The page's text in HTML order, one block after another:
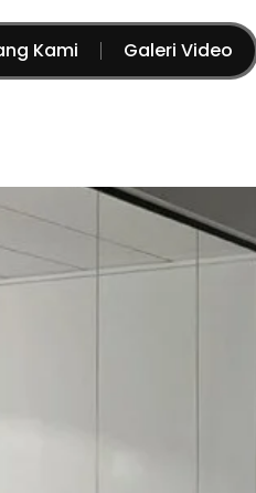
Kami Galeri Video